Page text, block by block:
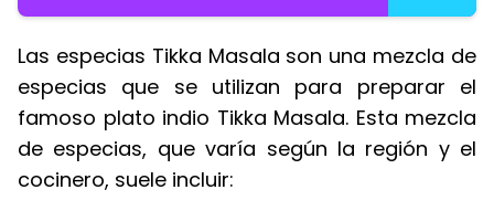
Las especias Tikka Masala son una mezcla de
especias que se utilizan para preparar el
famoso plato indio Tikka Masala. Esta mezcla
de especias, que varía según la región y el
cocinero, suele incluir: